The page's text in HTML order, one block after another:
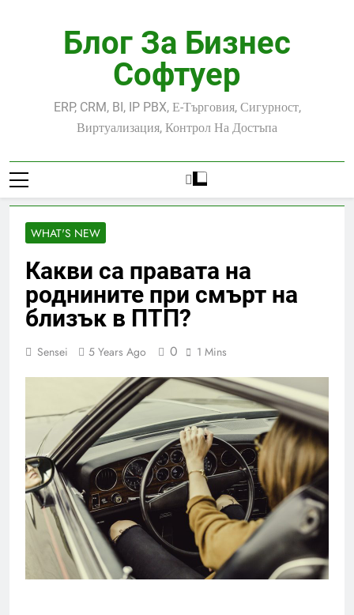
Блог За Бизнес
Софтуер
ERP, CRM, BI, IP PBX, Е-Търговия, Сигурност,
Виртуализация, Контрол На Достъпа
WHAT'S NEW
Какви са правата на
роднините при смърт на
близък в ПТП?
Sensei 5 Years Ago 0 1 Mins